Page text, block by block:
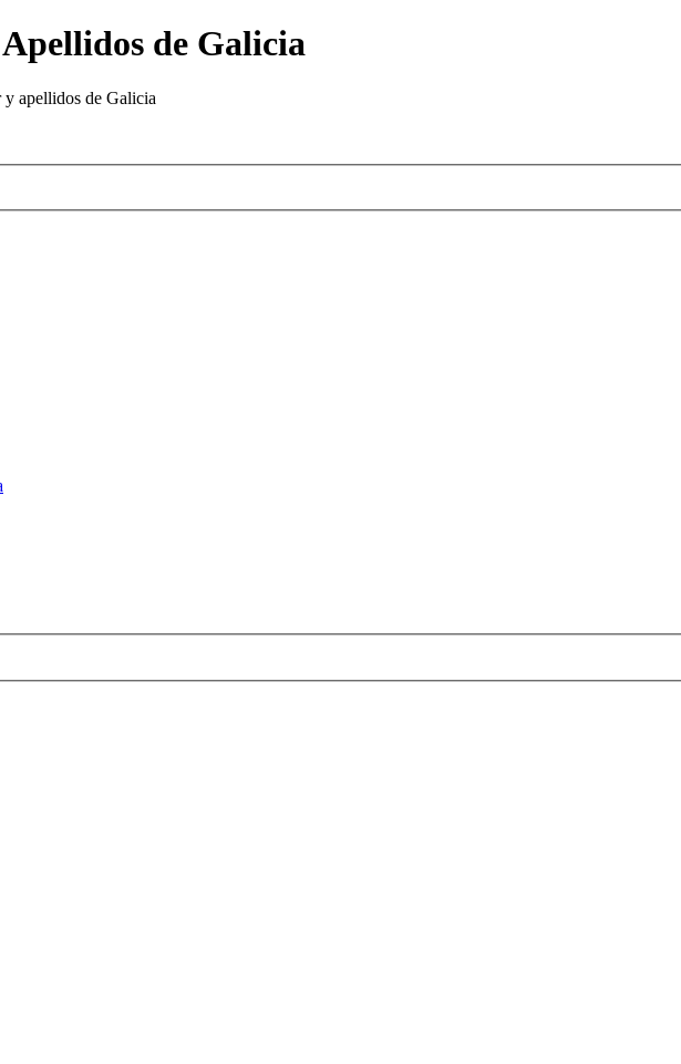
de Galicia
apellidos de Galicia